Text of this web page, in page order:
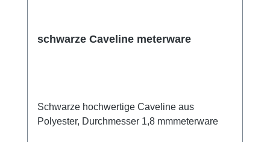
schwarze Caveline meterware
Schwarze hochwertige Caveline aus
Polyester, Durchmesser 1,8 mmmeterware